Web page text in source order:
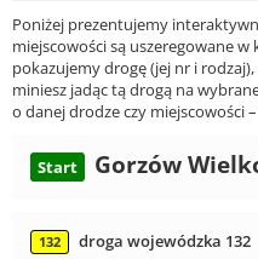
Poniżej prezentujemy
miejscowości są uszeregowane
pokazujemy drogę (jej nr i
miniesz jadąc tą drogą na
o danej drodze czy miejscowości
Start Gorzów
132 droga wojewódzka 132